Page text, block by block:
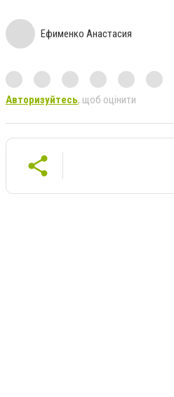
Ефименко Анастасия
Авторизуйтесь, щоб оцінити